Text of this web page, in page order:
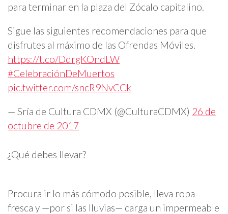
para terminar en la plaza del Zócalo capitalino.
Sigue las siguientes recomendaciones para que
disfrutes al máximo de las Ofrendas Móviles.
https://t.co/DdrgKOndLW
#CelebraciónDeMuertos
pic.twitter.com/sncR9NvCCk
— Sría de Cultura CDMX (@CulturaCDMX) 26 de
octubre de 2017
¿Qué debes llevar?
Procura ir lo más cómodo posible, lleva ropa
fresca y —por si las lluvias— carga un impermeable